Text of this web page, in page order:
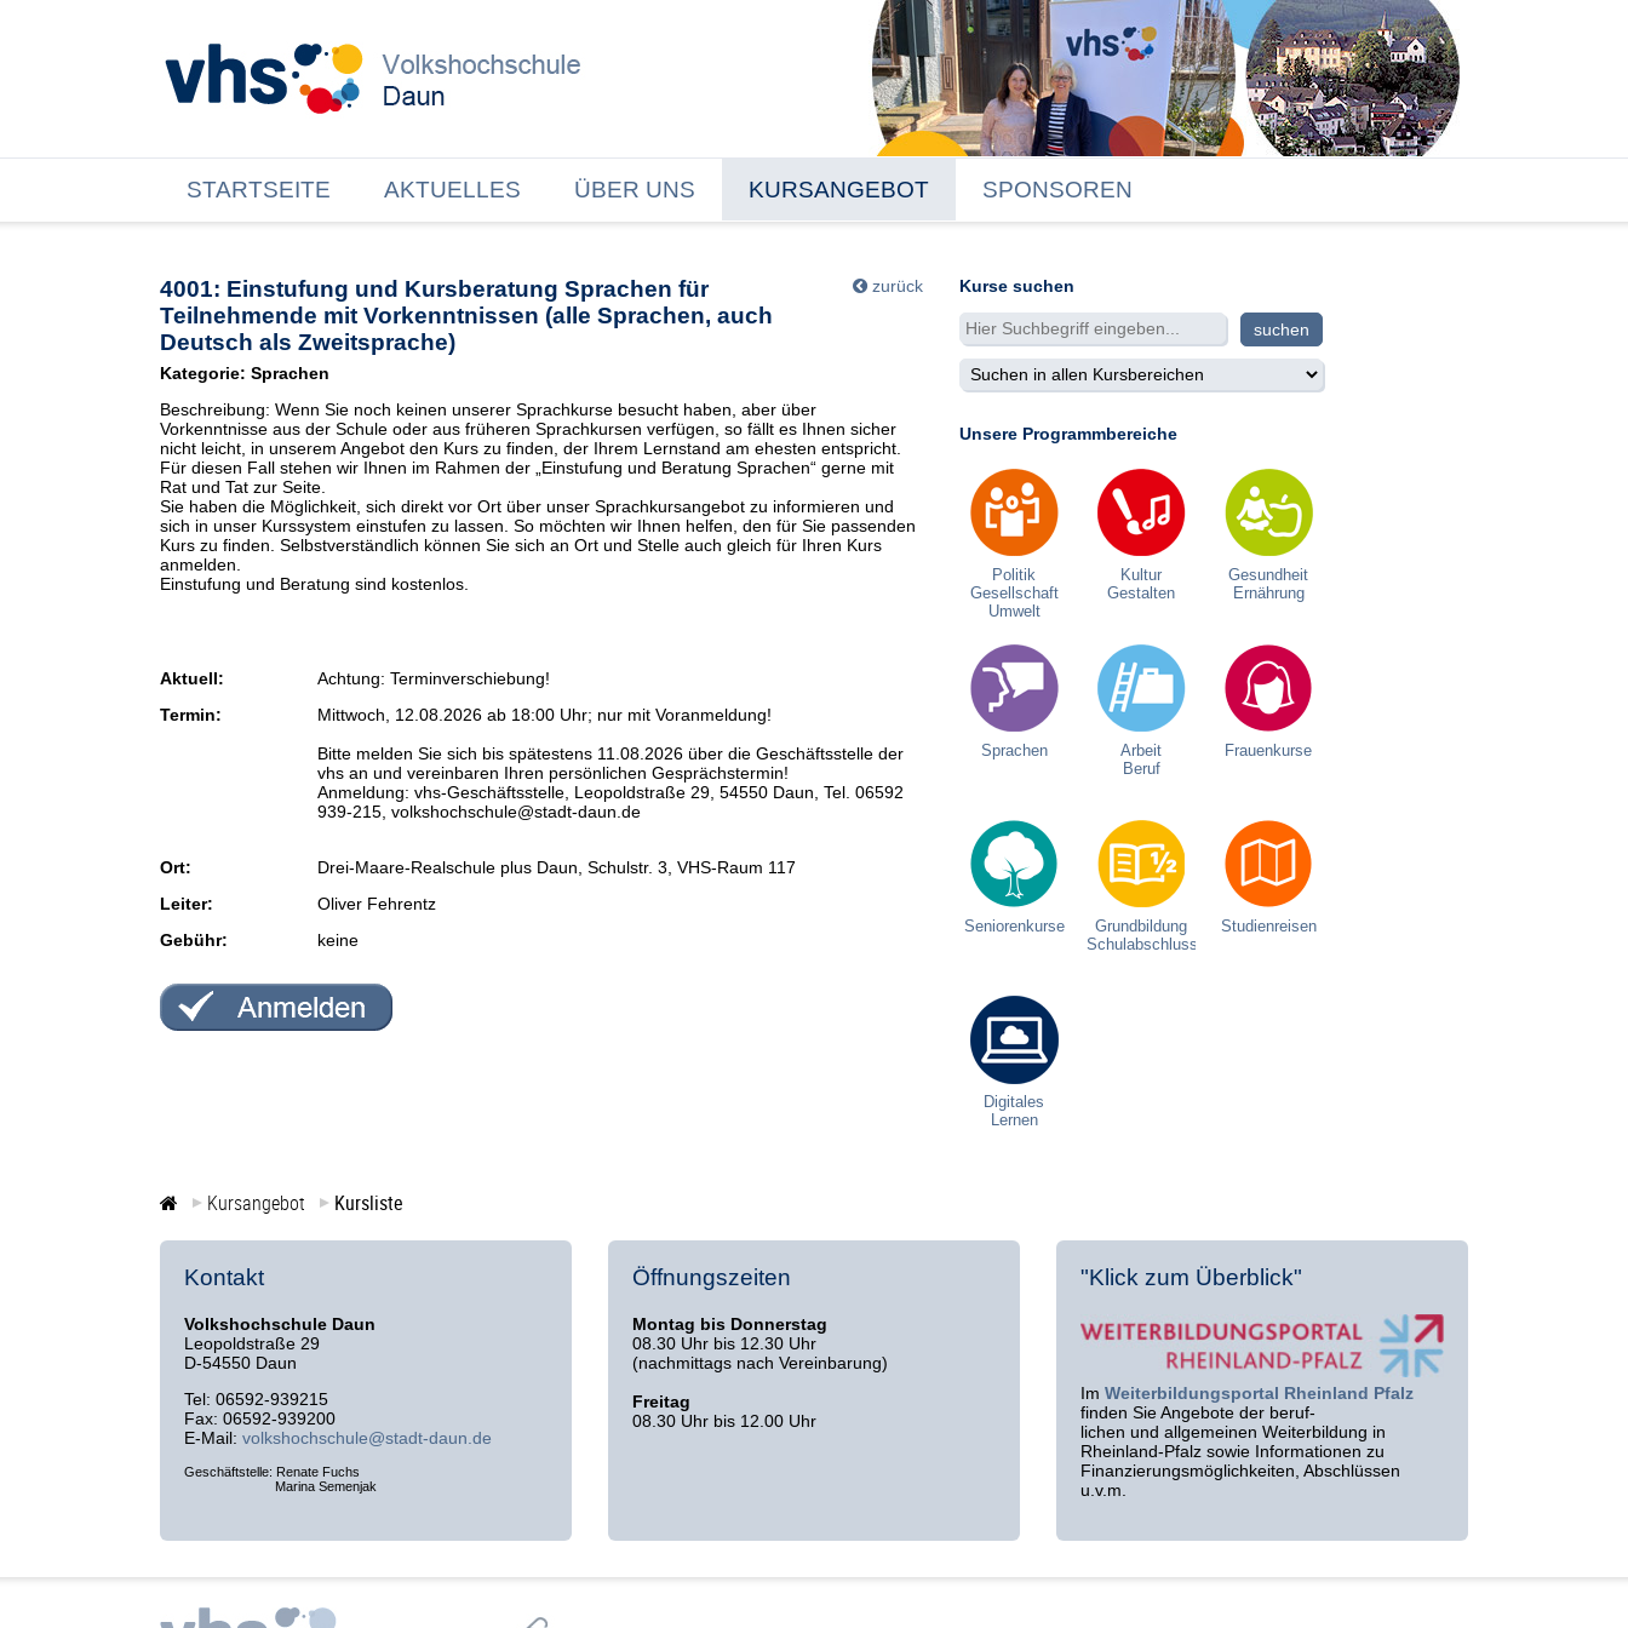
STARTSEITE AKTUELLES ÜBER UNS KURSANGEBOT SPONSOREN
zurück
4001: Einstufung und Kursberatung Sprachen für
Teilnehmende mit Vorkenntnissen (alle Sprachen, auch
Deutsch als Zweitsprache)
Kategorie: Sprachen
Beschreibung: Wenn Sie noch keinen unserer Sprachkurse besucht haben, aber über
Vorkenntnisse aus der Schule oder aus früheren Sprachkursen verfügen, so fällt es Ihnen sicher
nicht leicht, in unserem Angebot den Kurs zu finden, der Ihrem Lernstand am ehesten entspricht.
Für diesen Fall stehen wir Ihnen im Rahmen der „Einstufung und Beratung Sprachen“ gerne mit
Rat und Tat zur Seite.
Sie haben die Möglichkeit, sich direkt vor Ort über unser Sprachkursangebot zu informieren und
sich in unser Kurssystem einstufen zu lassen. So möchten wir Ihnen helfen, den für Sie passenden
Kurs zu finden. Selbstverständlich können Sie sich an Ort und Stelle auch gleich für Ihren Kurs
anmelden.
Einstufung und Beratung sind kostenlos.
Aktuell:
Achtung: Terminverschiebung!
Termin:
Mittwoch, 12.08.2026 ab 18:00 Uhr; nur mit Voranmeldung!
Bitte melden Sie sich bis spätestens 11.08.2026 über die Geschäftsstelle der
vhs an und vereinbaren Ihren persönlichen Gesprächstermin!
Anmeldung: vhs-Geschäftsstelle, Leopoldstraße 29, 54550 Daun, Tel. 06592
939-215, volkshochschule@stadt-daun.de
Ort:
Drei-Maare-Realschule plus Daun, Schulstr. 3, VHS-Raum 117
Leiter:
Oliver Fehrentz
Gebühr:
keine
Kurse suchen
Unsere Programmbereiche
Politik
Gesellschaft
Umwelt
Kultur
Gestalten
Gesundheit
Ernährung
Sprachen
Arbeit
Beruf
Frauenkurse
Seniorenkurse
Grundbildung
Schulabschluss
Studienreisen
Digitales
Lernen
Kursangebot Kursliste
Kontakt
Volkshochschule Daun
Leopoldstraße 29
D-54550 Daun
Tel: 06592-939215
Fax: 06592-939200
E-Mail: volkshochschule@stadt-daun.de
Geschäftstelle: Renate Fuchs
Marina Semenjak
Öffnungszeiten
Montag bis Donnerstag
08.30 Uhr bis 12.30 Uhr
(nachmittags nach Vereinbarung)
Freitag
08.30 Uhr bis 12.00 Uhr
"Klick zum Überblick"
Im Weiterbildungsportal Rheinland Pfalz
finden Sie Angebote der beruf-
lichen und allgemeinen Weiterbildung in
Rheinland-Pfalz sowie Informationen zu
Finanzierungsmöglichkeiten, Abschlüssen
u.v.m.